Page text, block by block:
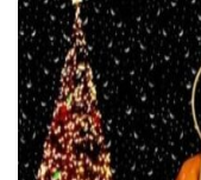
Про нас
Бюджет